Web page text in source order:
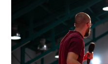
00:00
00:00